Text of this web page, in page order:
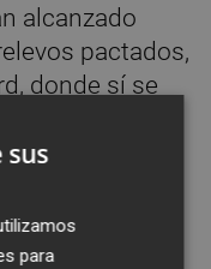
alcanzado
pactados,
donde sí se
acuerdo entre
sector
Ábalos
por
sus
para